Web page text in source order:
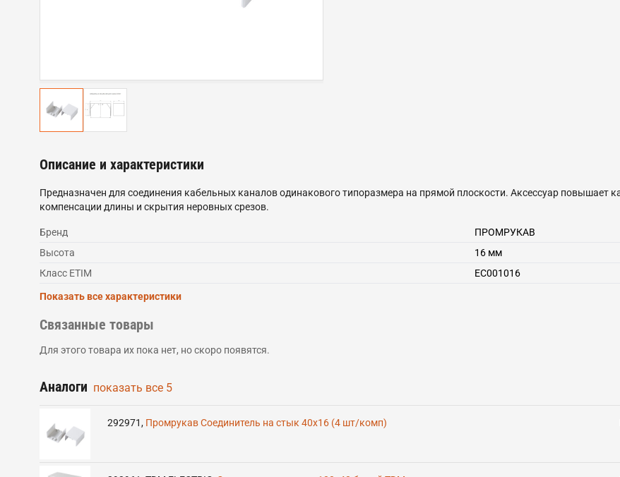
Описание и характеристики
Предназначен для соединения кабельных каналов одинакового типоразмера на прямой плоскости. Аксессуар повышает
компенсации длины и скрытия неровных срезов.
Бренд
ПРОМРУКАВ
Высота
16 мм
Класс ETIM
EC001016
Показать все характеристики
Связанные товары
Для этого товара их пока нет, но скоро появятся.
Аналоги показать все 5
292971, Промрукав Соединитель на стык 40х16 (4 шт/комп)